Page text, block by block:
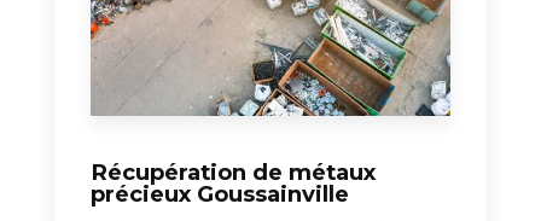
Récupération de métaux
précieux Goussainville